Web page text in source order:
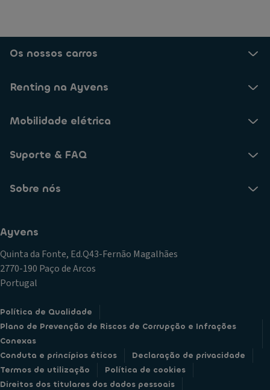
Os nossos carros
Renting na Ayvens
Mobilidade elétrica
Suporte & FAQ
Sobre nós
Ayvens
Quinta da Fonte, Ed.Q43-Fernão Magalhães
2770-190 Paço de Arcos
Portugal
Política de Qualidade
Plano de Prevenção de Riscos de Corrupção e Infrações
Conexas
Conduta e princípios éticos
Declaração de privacidade
Termos de utilização
Política de cookies
Direitos dos titulares dos dados pessoais